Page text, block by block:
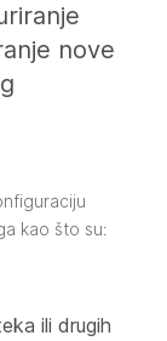
nove
kao što su:
ili drugih